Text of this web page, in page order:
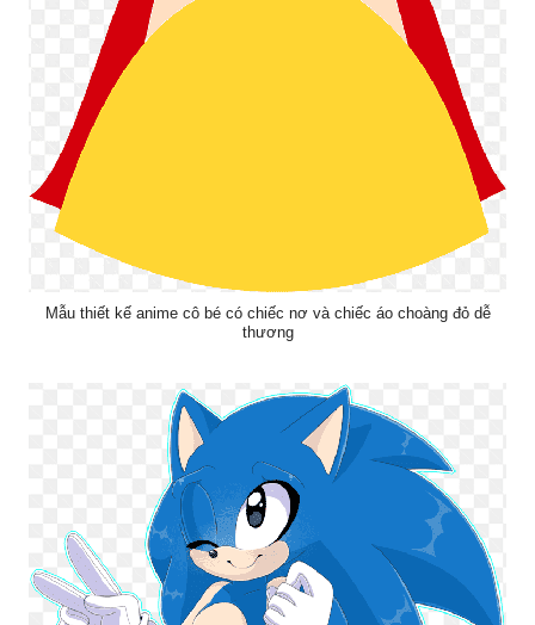
Mẫu thiết kế anime cô bé có chiếc nơ và chiếc áo choàng đỏ dễ
thương